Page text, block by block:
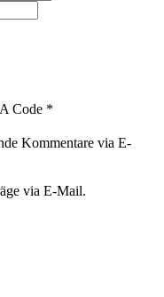
Code *
Kommentare via E-
via E-Mail.